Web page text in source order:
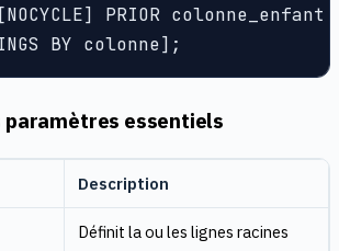
[NOCYCLE] PRIOR
BY colonne];
paramètres essentiels
Description
Définit la ou les lignes racines